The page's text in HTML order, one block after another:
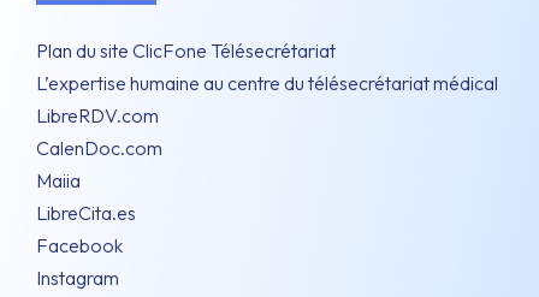
Plan du site ClicFone Télésecrétariat
L’expertise humaine au centre du télésecrétariat médical
LibreRDV.com
CalenDoc.com
Maiia
LibreCita.es
Facebook
Instagram